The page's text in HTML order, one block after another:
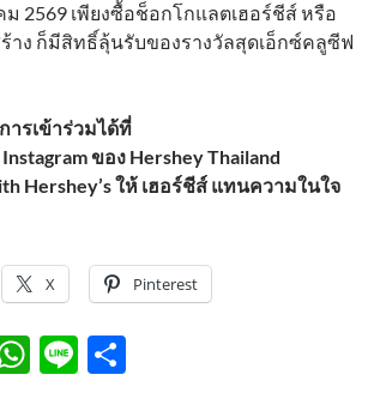
2569 เพียงซื้อช็อกโกแลตเฮอร์ชีส์ หรือ
าง ก็มีสิทธิ์ลุ้นรับของรางวัลสุดเอ็กซ์คลูซีฟ
ารเข้าร่วมได้ที่
ของ Hershey Thailand
Hershey’s ให้ เฮอร์ชีส์ แทนความในใจ
X Pinterest
W Li